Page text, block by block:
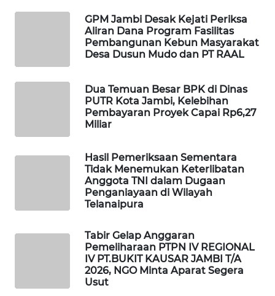
GPM Jambi Desak Kejati Periksa
Aliran Dana Program Fasilitas
Pembangunan Kebun Masyarakat
Desa Dusun Mudo dan PT RAAL
Dua Temuan Besar BPK di Dinas
PUTR Kota Jambi, Kelebihan
Pembayaran Proyek Capai Rp6,27
Miliar
Hasil Pemeriksaan Sementara
Tidak Menemukan Keterlibatan
Anggota TNI dalam Dugaan
Penganiayaan di Wilayah
Telanaipura
Tabir Gelap Anggaran
Pemeliharaan PTPN IV REGIONAL
IV PT.BUKIT KAUSAR JAMBI T/A
2026, NGO Minta Aparat Segera
Usut
FORWAMKI
TAMBANG